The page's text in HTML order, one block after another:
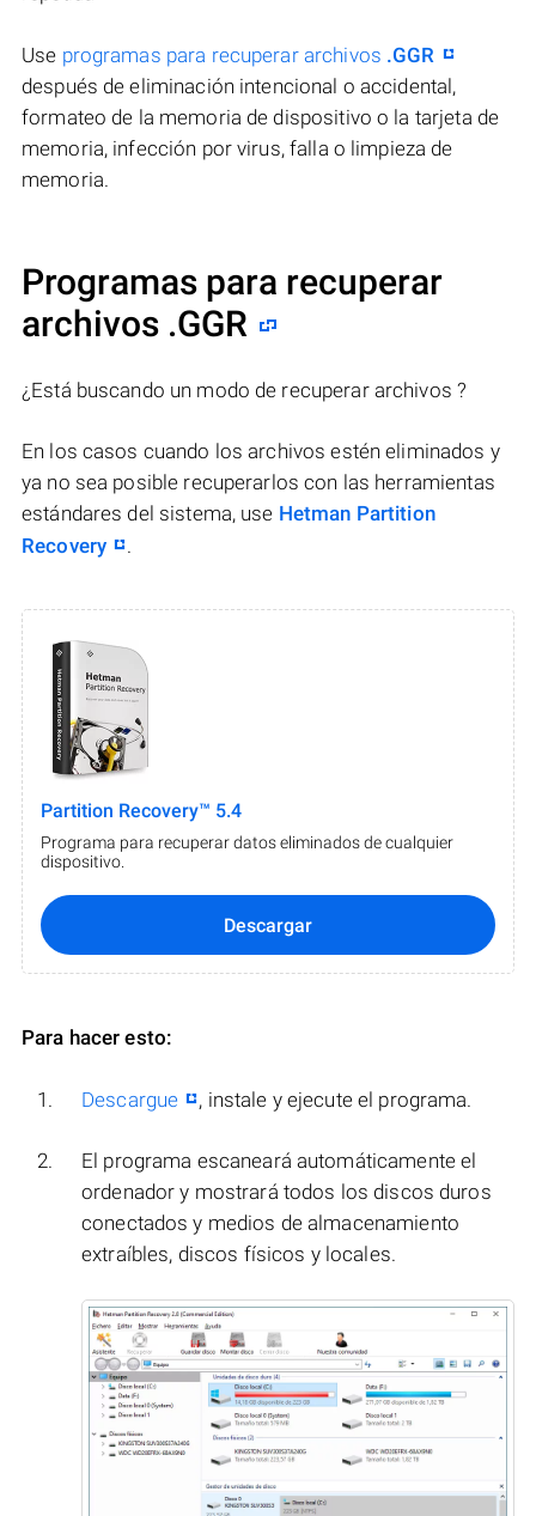
Use programas para recuperar archivos .GGR
después de eliminación intencional o accidental,
formateo de la memoria de dispositivo o la tarjeta de
memoria, infección por virus, falla o limpieza de
memoria.
Programas para recuperar
archivos .GGR
¿Está buscando un modo de recuperar archivos ?
En los casos cuando los archivos estén eliminados y
ya no sea posible recuperarlos con las herramientas
estándares del sistema, use Hetman Partition
Recovery
.
Partition Recovery™ 5.4
Programa para recuperar datos eliminados de cualquier
dispositivo.
Descargar
Para hacer esto:
Descargue , instale y ejecute el programa.
El programa escaneará automáticamente el
ordenador y mostrará todos los discos duros
conectados y medios de almacenamiento
extraíbles, discos físicos y locales.